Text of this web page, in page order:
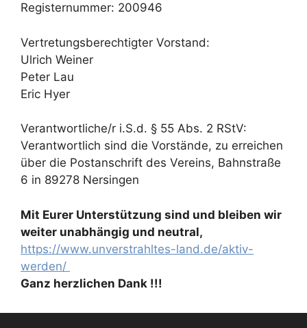
Registernummer: 200946
Vertretungsberechtigter Vorstand:
Ulrich Weiner
Peter Lau
Eric Hyer
Verantwortliche/r i.S.d. § 55 Abs. 2 RStV:
Verantwortlich sind die Vorstände, zu erreichen
über die Postanschrift des Vereins, Bahnstraße
6 in 89278 Nersingen
Mit Eurer Unterstützung sind und bleiben wir
weiter unabhängig und neutral,
https://www.unverstrahltes-land.de/aktiv-
werden/
Ganz herzlichen Dank !!!